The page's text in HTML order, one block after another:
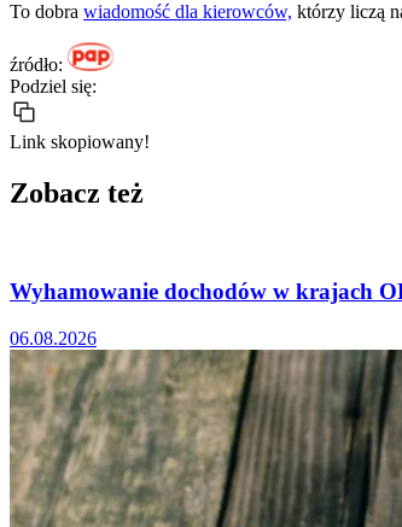
To dobra wiadomość dla kierowców, którzy liczą
źródło:
Podziel się:
Link skopiowany!
Zobacz też
Wyhamowanie dochodów w krajach
06.08.2026